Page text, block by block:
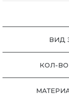
ВИД
КОЛ-